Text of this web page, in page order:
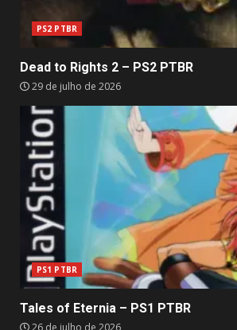
PS2 PTBR
Dead to Rights 2 – PS2 PTBR
29 de julho de 2026
PS1 PTBR
Tales of Eternia – PS1 PTBR
26 de julho de 2026